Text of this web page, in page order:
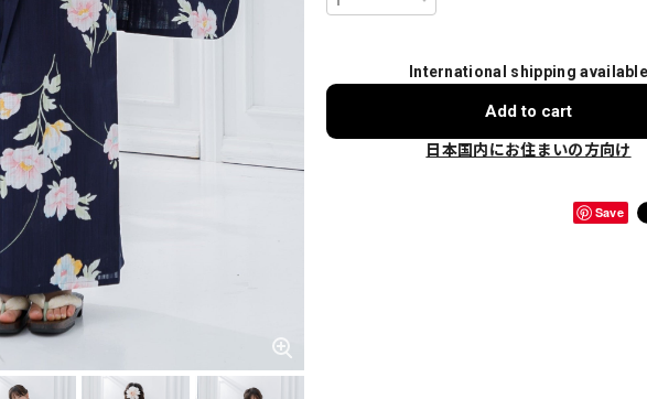
International shipping
Add to cart
日本国内にお住まいの方向け
Save